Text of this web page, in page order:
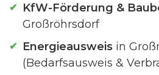
KfW-Förderung &
Großröhrsdorf
Energieausweis in
(Bedarfsausweis &